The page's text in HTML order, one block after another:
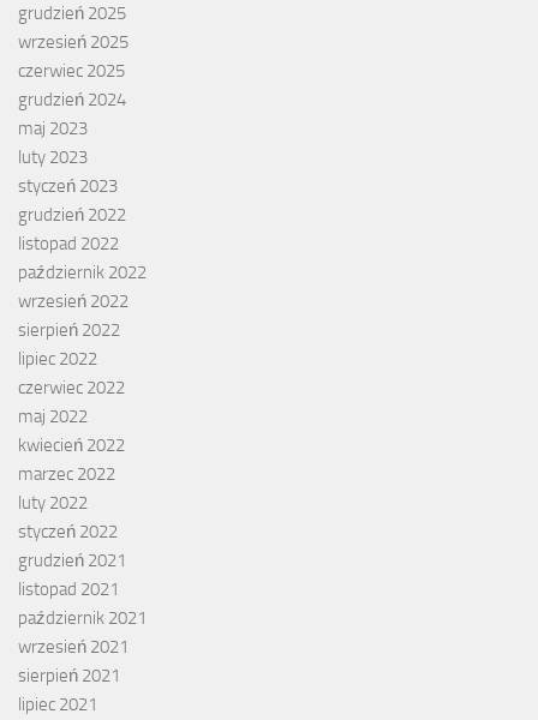
grudzień 2025
wrzesień 2025
czerwiec 2025
grudzień 2024
maj 2023
luty 2023
styczeń 2023
grudzień 2022
listopad 2022
październik 2022
wrzesień 2022
sierpień 2022
lipiec 2022
czerwiec 2022
maj 2022
kwiecień 2022
marzec 2022
luty 2022
styczeń 2022
grudzień 2021
listopad 2021
październik 2021
wrzesień 2021
sierpień 2021
lipiec 2021